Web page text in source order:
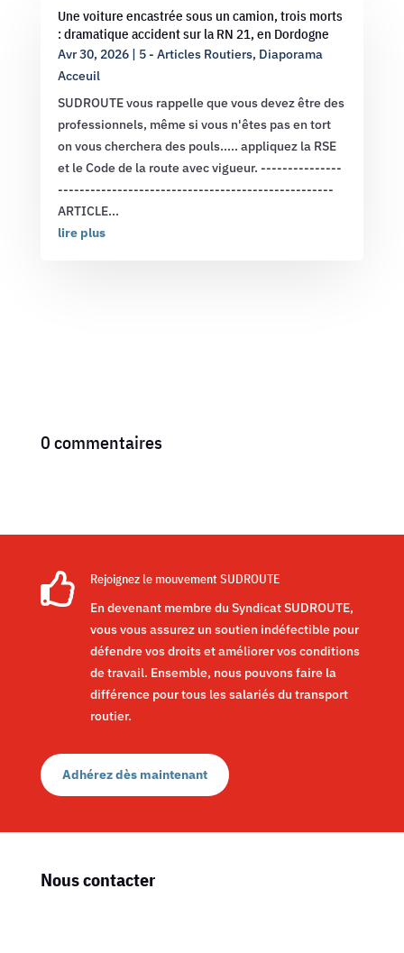
Une voiture encastrée sous un camion, trois morts
: dramatique accident sur la RN 21, en Dordogne
Avr 30, 2026| 5 - Articles Routiers, Diaporama
Acceuil
SUDROUTE vous rappelle que vous devez être des
professionnels, même si vous n'êtes pas en tort
on vous cherchera des pouls..... appliquez la RSE
et le Code de la route avec vigueur. ---------------
---------------------------------------------------
ARTICLE...
lire plus
0 commentaires

Rejoignez le mouvement SUDROUTE
En devenant membre du Syndicat SUDROUTE,
vous vous assurez un soutien indéfectible pour
défendre vos droits et améliorer vos conditions
de travail. Ensemble, nous pouvons faire la
différence pour tous les salariés du transport
routier.
Adhérez dès maintenant
Nous contacter